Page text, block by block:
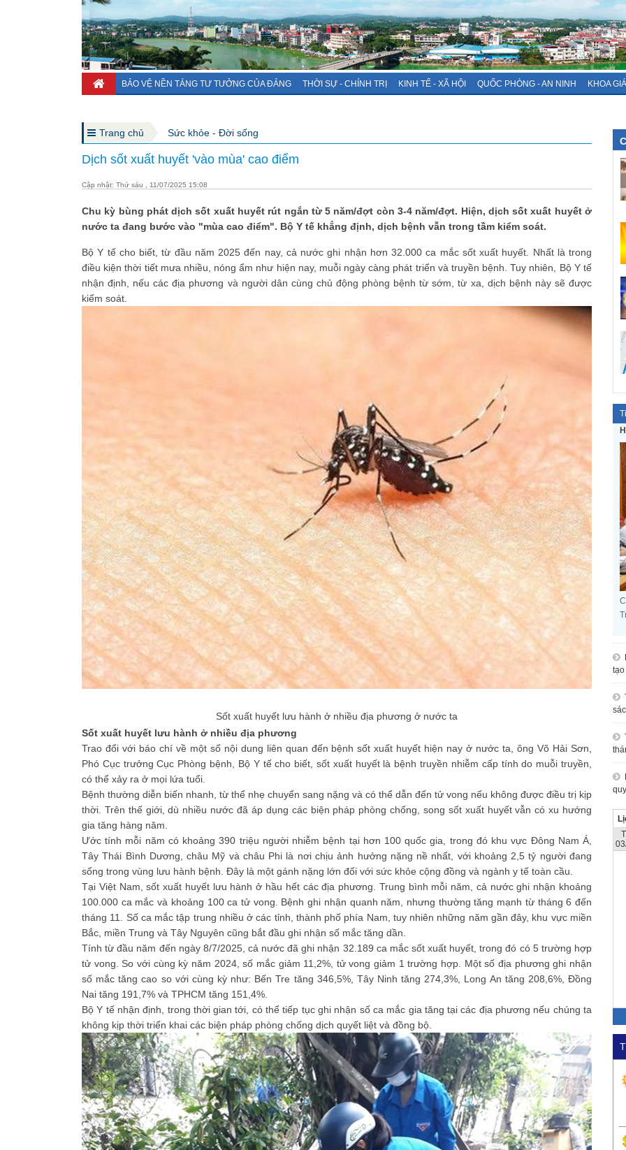
BẢO VỆ NỀN TẢNG TƯ TƯỞNG CỦA ĐẢNG THỜI SỰ - CHÍNH TRỊ KINH TẾ - XÃ HỘI QUỐC PHÒNG - AN NINH KHOA
Trang chủ Sức khỏe - Đời sống
Dịch sốt xuất huyết 'vào mùa' cao điểm
Cập nhật: Thứ sáu , 11/07/2025 15:08
Chu kỳ bùng phát dịch sốt xuất huyết rút ngắn từ 5 năm/đợt còn 3-4 năm/đợt. Hiện, dịch sốt xuất huyết ở
nước ta đang bước vào "mùa cao điểm". Bộ Y tế khẳng định, dịch bệnh vẫn trong tầm kiểm soát.
Bộ Y tế cho biết, từ đầu năm 2025 đến nay, cả nước ghi nhận hơn 32.000 ca mắc sốt xuất huyết. Nhất là trong
điều kiện thời tiết mưa nhiều, nóng ẩm như hiện nay, muỗi ngày càng phát triển và truyền bệnh. Tuy nhiên, Bộ Y tế
nhận định, nếu các địa phương và người dân cùng chủ động phòng bệnh từ sớm, từ xa, dịch bệnh này sẽ được
kiểm soát.
Sốt xuất huyết lưu hành ở nhiều địa phương ở nước ta
Sốt xuất huyết lưu hành ở nhiều địa phương
Trao đổi với báo chí về một số nội dung liên quan đến bệnh sốt xuất huyết hiện nay ở nước ta, ông Võ Hải Sơn,
Phó Cục trưởng Cục Phòng bệnh, Bộ Y tế cho biết, sốt xuất huyết là bệnh truyền nhiễm cấp tính do muỗi truyền,
có thể xảy ra ở mọi lứa tuổi.
Bệnh thường diễn biến nhanh, từ thể nhẹ chuyển sang nặng và có thể dẫn đến tử vong nếu không được điều trị kịp
thời. Trên thế giới, dù nhiều nước đã áp dụng các biện pháp phòng chống, song sốt xuất huyết vẫn có xu hướng
gia tăng hàng năm.
Ước tính mỗi năm có khoảng 390 triệu người nhiễm bệnh tại hơn 100 quốc gia, trong đó khu vực Đông Nam Á,
Tây Thái Bình Dương, châu Mỹ và châu Phi là nơi chịu ảnh hưởng nặng nề nhất, với khoảng 2,5 tỷ người đang
sống trong vùng lưu hành bệnh. Đây là một gánh nặng lớn đối với sức khỏe cộng đồng và ngành y tế toàn cầu.
Tại Việt Nam, sốt xuất huyết lưu hành ở hầu hết các địa phương. Trung bình mỗi năm, cả nước ghi nhận khoảng
100.000 ca mắc và khoảng 100 ca tử vong. Bệnh ghi nhận quanh năm, nhưng thường tăng mạnh từ tháng 6 đến
tháng 11. Số ca mắc tập trung nhiều ở các tỉnh, thành phố phía Nam, tuy nhiên những năm gần đây, khu vực miền
Bắc, miền Trung và Tây Nguyên cũng bắt đầu ghi nhận số mắc tăng dần.
Tính từ đầu năm đến ngày 8/7/2025, cả nước đã ghi nhận 32.189 ca mắc sốt xuất huyết, trong đó có 5 trường hợp
tử vong. So với cùng kỳ năm 2024, số mắc giảm 11,2%, tử vong giảm 1 trường hợp. Một số địa phương ghi nhận
số mắc tăng cao so với cùng kỳ như: Bến Tre tăng 346,5%, Tây Ninh tăng 274,3%, Long An tăng 208,6%, Đồng
Nai tăng 191,7% và TPHCM tăng 151,4%.
Bộ Y tế nhận định, trong thời gian tới, có thể tiếp tục ghi nhận số ca mắc gia tăng tại các địa phương nếu chúng ta
không kịp thời triển khai các biện pháp phòng chống dịch quyết liệt và đồng bộ.